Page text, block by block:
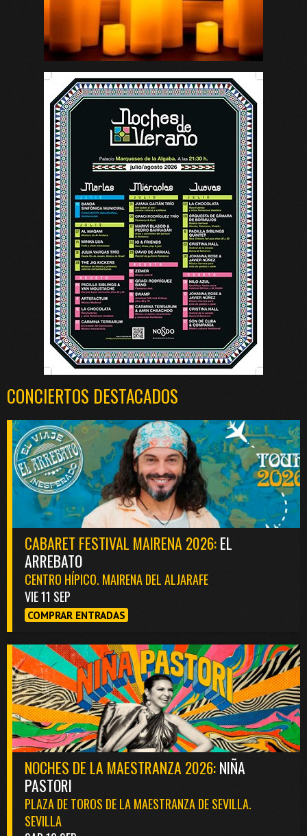
CONCIERTOS DESTACADOS
CABARET FESTIVAL MAIRENA 2026:EL
ARREBATO
CENTRO HÍPICO. MAIRENA DEL ALJARAFE
VIE 11 SEP
COMPRAR ENTRADAS
NOCHES DE LA MAESTRANZA 2026:NIÑA
PASTORI
PLAZA DE TOROS DE LA MAESTRANZA DE SEVILLA.
SEVILLA